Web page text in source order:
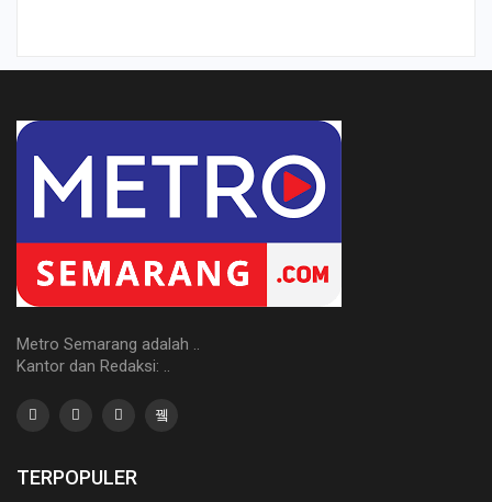
Metro Semarang adalah ..
Kantor dan Redaksi: ..
TERPOPULER